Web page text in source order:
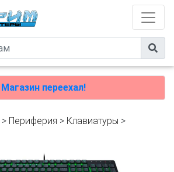
Магазин переехал!
> Периферия > Клавиатуры >